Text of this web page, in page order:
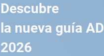
Descubre
la nueva guía AD
2026